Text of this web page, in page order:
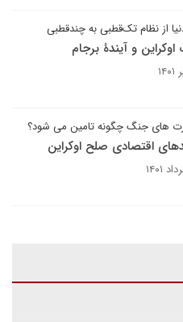
از نظام تک‌قطبی به چندقطبی
و آیندۀ برجام
های جنگ چگونه تامین می شود؟
اقتصادی صلح اوکراین